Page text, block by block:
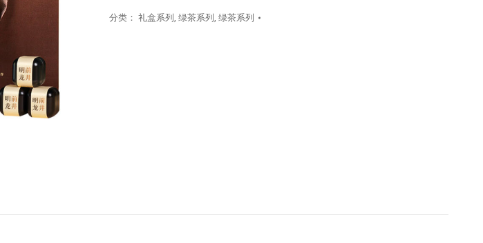
分类： 礼盒系列 , 绿茶系列 , 绿茶系列